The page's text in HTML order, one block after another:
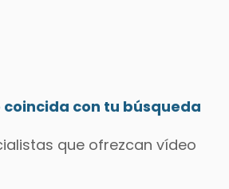
con tu búsqueda
que ofrezcan vídeo